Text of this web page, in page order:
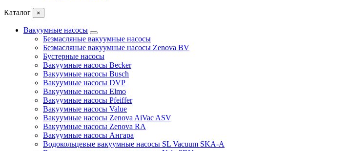
Каталог ×
Вакуумные насосы
Безмасляные вакуумные насосы
Безмасляные вакуумные насосы Zenova BV
Бустерные насосы
Вакуумные насосы Becker
Вакуумные насосы Busch
Вакуумные насосы DVP
Вакуумные насосы Elmo
Вакуумные насосы Pfeiffer
Вакуумные насосы Value
Вакуумные насосы Zenova AiVac ASV
Вакуумные насосы Zenova RA
Вакуумные насосы Ангара
Водокольцевые вакуумные насосы SL Vacuum SKA-A